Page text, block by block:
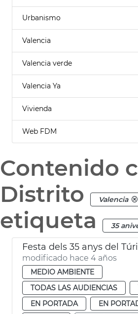
Urbanismo
Valencia
Valencia verde
Valencia Ya
Vivienda
Web FDM
Contenido
Distrito
Valencia
etiqueta
35
Festa dels 35 anys del
modificado hace 4 años
MEDIO AMBIENTE
TODAS LAS AUDIENCIAS
EN PORTADA
EN